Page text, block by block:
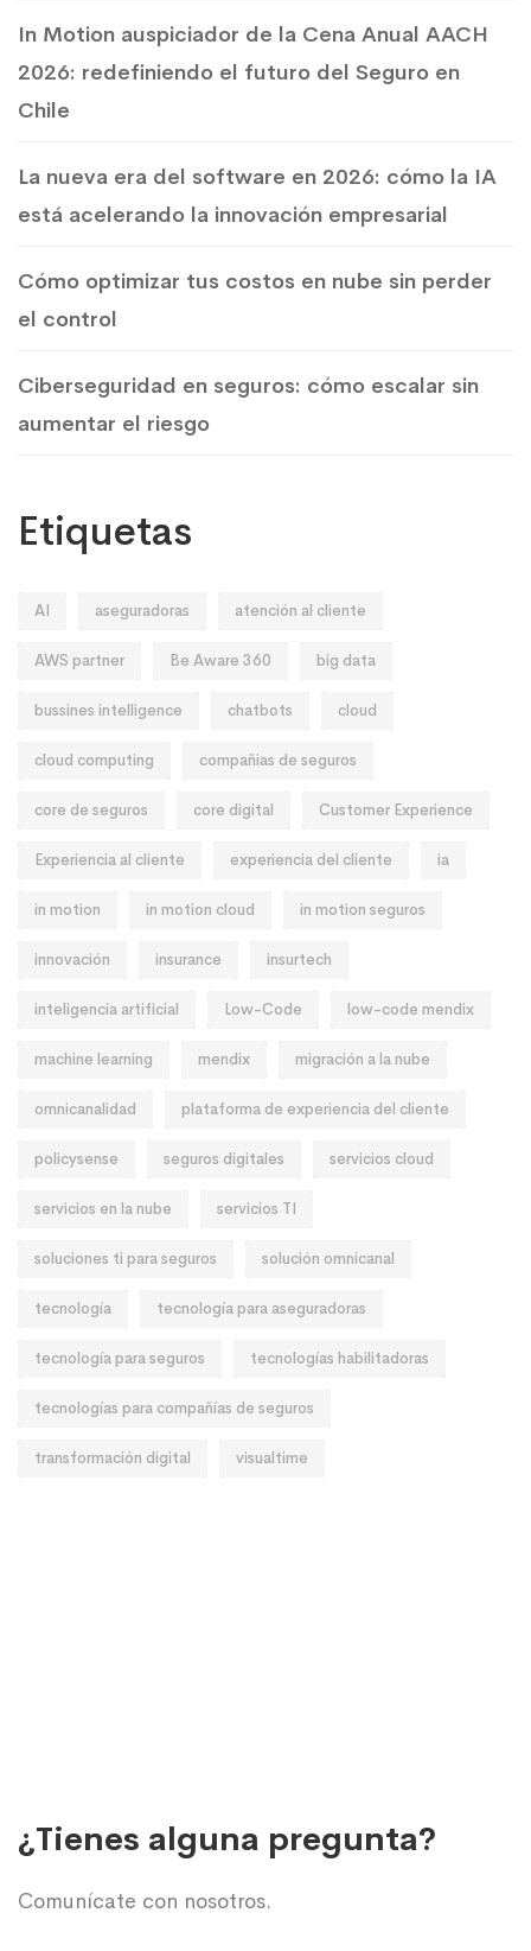
In Motion auspiciador de la Cena Anual AACH
2026: redefiniendo el futuro del Seguro en
Chile
La nueva era del software en 2026: cómo la IA
está acelerando la innovación empresarial
Cómo optimizar tus costos en nube sin perder
el control
Ciberseguridad en seguros: cómo escalar sin
aumentar el riesgo
Etiquetas
AI aseguradoras atención al cliente
AWS partner Be Aware 360 big data
bussines intelligence chatbots cloud
cloud computing compañias de seguros
core de seguros core digital Customer Experience
Experiencia al cliente experiencia del cliente ia
in motion in motion cloud in motion seguros
innovación insurance insurtech
inteligencia artificial Low-Code low-code mendix
machine learning mendix migración a la nube
omnicanalidad plataforma de experiencia del cliente
policysense seguros digitales servicios cloud
servicios en la nube servicios TI
soluciones ti para seguros solución omnicanal
tecnología tecnología para aseguradoras
tecnología para seguros tecnologías habilitadoras
tecnologías para compañías de seguros
transformación digital visualtime
¿Tienes alguna pregunta?
Comunícate con nosotros.